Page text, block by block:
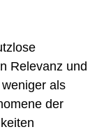
Relevanz und
als
der